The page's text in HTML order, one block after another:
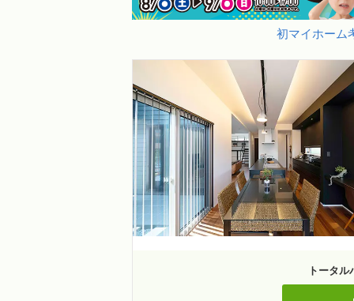
初マイホーム
トータ